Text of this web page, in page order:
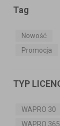
Tag
Nowość
Promocja
TYP
WAPRO 30
WAPRO 365